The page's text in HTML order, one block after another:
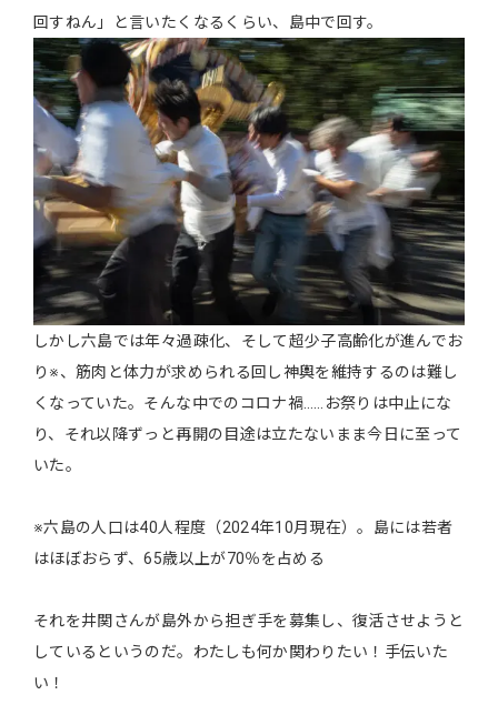
回すねん」と言いたくなるくらい、島中で回す。
しかし六島では年々過疎化、そして超少子高齢化が進んでお
り※、筋肉と体力が求められる回し神輿を維持するのは難し
くなっていた。そんな中でのコロナ禍……お祭りは中止にな
り、それ以降ずっと再開の目途は立たないまま今日に至って
いた。
※六島の人口は40人程度（2024年10月現在）。島には若者
はほぼおらず、65歳以上が70％を占める
それを井関さんが島外から担ぎ手を募集し、復活させようと
しているというのだ。わたしも何か関わりたい！手伝いた
い！